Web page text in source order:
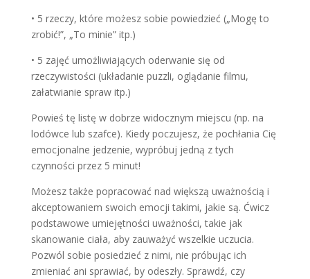
• 5 rzeczy, które możesz sobie powiedzieć („Mogę to
zrobić!”, „To minie” itp.)
• 5 zajęć umożliwiających oderwanie się od
rzeczywistości (układanie puzzli, oglądanie filmu,
załatwianie spraw itp.)
Powieś tę listę w dobrze widocznym miejscu (np. na
lodówce lub szafce). Kiedy poczujesz, że pochłania Cię
emocjonalne jedzenie, wypróbuj jedną z tych
czynności przez 5 minut!
Możesz także popracować nad większą uważnością i
akceptowaniem swoich emocji takimi, jakie są. Ćwicz
podstawowe umiejętności uważności, takie jak
skanowanie ciała, aby zauważyć wszelkie uczucia.
Pozwól sobie posiedzieć z nimi, nie próbując ich
zmieniać ani sprawiać, by odeszły. Sprawdź, czy